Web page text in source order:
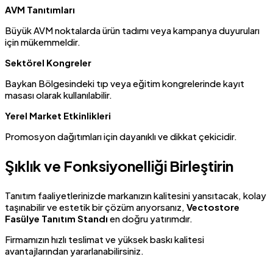
AVM Tanıtımları
Büyük AVM noktalarda ürün tadımı veya kampanya duyuruları
için mükemmeldir.
Sektörel Kongreler
Baykan Bölgesindeki tıp veya eğitim kongrelerinde kayıt
masası olarak kullanılabilir.
Yerel Market Etkinlikleri
Promosyon dağıtımları için dayanıklı ve dikkat çekicidir.
Şıklık ve Fonksiyonelliği Birleştirin
Tanıtım faaliyetlerinizde markanızın kalitesini yansıtacak, kolay
taşınabilir ve estetik bir çözüm arıyorsanız, Vectostore
Fasülye Tanıtım Standı en doğru yatırımdır.
Firmamızın hızlı teslimat ve yüksek baskı kalitesi
avantajlarından yararlanabilirsiniz.